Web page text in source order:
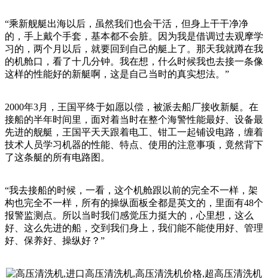
“乘新舰艇出海以后，虽然我们也会干活，但身上干干净净
的，手上戴个手套，基本都不会脏。因为我是借调过去观摩学
习的，两个月以后，就要回到自己的艇上了。那天我就蹲在我
的机舱口，看了十几分钟。我在想，什么时候我也去接一条像
这样的性能好的新艇啊，这是自己当时的真实想法。”
2000年3月，王国平终于如愿以偿，被派去船厂接收新艇。在
接船的半年时间里，面对着当时在整个海警性能最好、设备最
先进的舰艇，王国平天天跟着电工、钳工一起铺设电路，缠着
技术人员学习机器的性能、特点、使用的注意事项，竟然背下
了这条艇的所有电路图。
“我去接船的时候，一看，这个机舱跟以前的完全不一样，架
构也完全不一样，所有的操纵面板全都是英文的，里面有48个
报警监测点。所以当时我们感觉压力挺大的，心里想，这么
好、这么先进的船，交到我们身上，我们能不能使用好、管理
好、保养好、操纵好？”